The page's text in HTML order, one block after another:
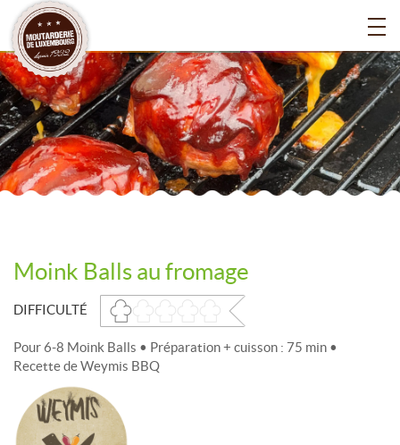
Moink Balls au fromage
DIFFICULTÉ
Pour 6-8 Moink Balls • Préparation + cuisson : 75 min •
Recette de Weymis BBQ